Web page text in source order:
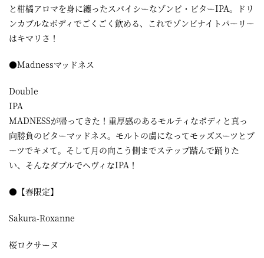
と柑橘アロマを身に纏ったスパイシーなゾンビ・ビターIPA。ドリ
ンカブルなボディでごくごく飲める、これでゾンビナイトパーリー
はキマリさ！
●Madnessマッドネス
Double
IPA
MADNESSが帰ってきた！重厚感のあるモルティなボディと真っ
向勝負のビターマッドネス。モルトの虜になってモッズスーツとブ
ーツでキメて。そして月の向こう側までステップ踏んで踊りた
い、そんなダブルでヘヴィなIPA！
●【春限定】
Sakura-Roxanne
桜ロクサーヌ